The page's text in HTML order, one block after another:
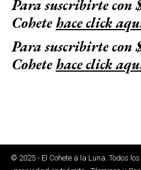
Para suscribirte con
Cohetehace click
Para suscribirte con
Cohetehace click
© 2025 - El Cohete a la Luna. Todos